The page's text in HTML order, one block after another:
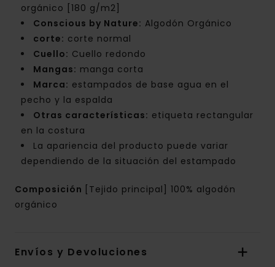
orgánico [180 g/m2]
Conscious by Nature: Algodón Orgánico
corte: corte normal
Cuello: Cuello redondo
Mangas: manga corta
Marca: estampados de base agua en el
pecho y la espalda
Otras características: etiqueta rectangular
en la costura
La apariencia del producto puede variar
dependiendo de la situación del estampado
Composición
[Tejido principal] 100% algodón
orgánico
Envíos y Devoluciones